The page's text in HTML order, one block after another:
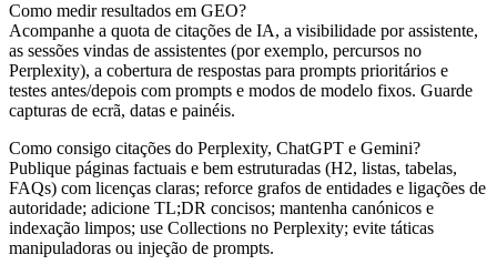
Como medir resultados em GEO?
Acompanhe a quota de citações de IA, a visibilidade por assistente,
as sessões vindas de assistentes (por exemplo, percursos no
Perplexity), a cobertura de respostas para prompts prioritários e
testes antes/depois com prompts e modos de modelo fixos. Guarde
capturas de ecrã, datas e painéis.
Como consigo citações do Perplexity, ChatGPT e Gemini?
Publique páginas factuais e bem estruturadas (H2, listas, tabelas,
FAQs) com licenças claras; reforce grafos de entidades e ligações de
autoridade; adicione TL;DR concisos; mantenha canónicos e
indexação limpos; use Collections no Perplexity; evite táticas
manipuladoras ou injeção de prompts.